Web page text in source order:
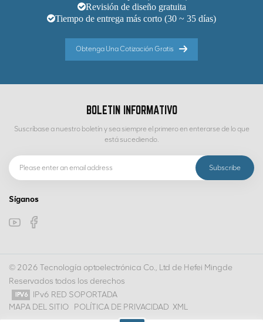
Revisión de diseño gratuita
Tiempo de entrega más corto (30 ~ 35 días)
Obtenga Una Cotización Gratis
BOLETIN INFORMATIVO
Suscríbase a nuestro boletín y sea siempre el primero en enterarse de lo que
está sucediendo.
Síganos
© 2026 Tecnología optoelectrónica Co., Ltd de Hefei Mingde
Reservados todos los derechos
IPv6 RED SOPORTADA
MAPA DEL SITIO POLÍTICA DE PRIVACIDAD XML